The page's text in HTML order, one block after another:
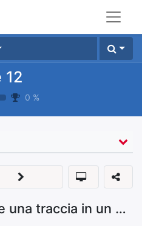
12
0 %
EVENTI: proporre una traccia in un evento